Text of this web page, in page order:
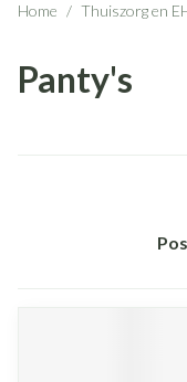
Home / Thuiszorg en
Panty's